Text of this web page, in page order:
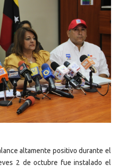
altamente positivo durante el
2 de octubre fue instalado el